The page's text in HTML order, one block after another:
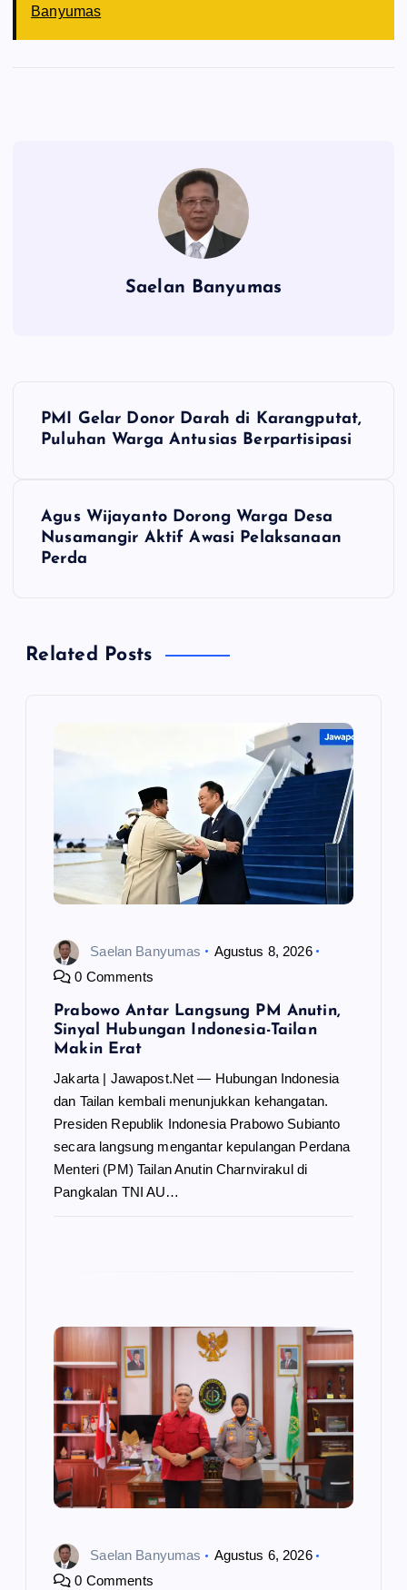
Banyumas
Saelan Banyumas
N
s
PMI Gelar Donor Darah di Karangputat,
Puluhan Warga Antusias Berpartisipasi
Agus Wijayanto Dorong Warga Desa
Nusamangir Aktif Awasi Pelaksanaan
Perda
Related Posts
Saelan Banyumas
Agustus 8, 2026
0 Comments
Prabowo Antar Langsung PM Anutin,
Sinyal Hubungan Indonesia-Tailan
Makin Erat
Jakarta | Jawapost.Net — Hubungan Indonesia
dan Tailan kembali menunjukkan kehangatan.
Presiden Republik Indonesia Prabowo Subianto
secara langsung mengantar kepulangan Perdana
Menteri (PM) Tailan Anutin Charnvirakul di
Pangkalan TNI AU…
Saelan Banyumas
Agustus 6, 2026
0 Comments